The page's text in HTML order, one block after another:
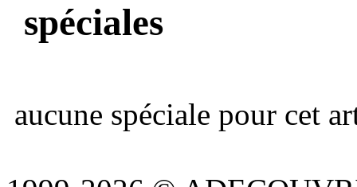
spéciales
aucune spéciale pour cet